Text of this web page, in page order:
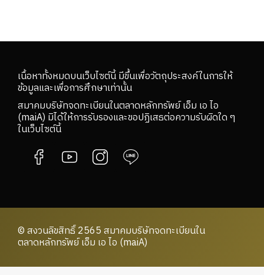
เนื้อหาทั้งหมดบนเว็บไซต์นี้ มีขึ้นเพื่อวัตถุประสงค์ในการให้
ข้อมูลและเพื่อการศึกษาเท่านั้น
สมาคมบริษัทจดทะเบียนในตลาดหลักทรัพย์ เอ็ม เอ ไอ
(maiA) มิได้ให้การรับรองและขอปฏิเสธต่อความรับผิดใด ๆ
ในเว็บไซต์นี้
© สงวนลิขสิทธิ์ 2565 สมาคมบริษัทจดทะเบียนใน
ตลาดหลักทรัพย์ เอ็ม เอ ไอ (maiA)